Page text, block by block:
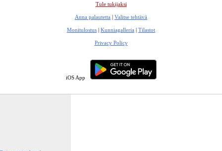
Tule tukijaksi
Anna palautetta | Valitse tehtävä
Monitulostus | Kunniagalleria | Tilastot
Privacy Policy
iOS App